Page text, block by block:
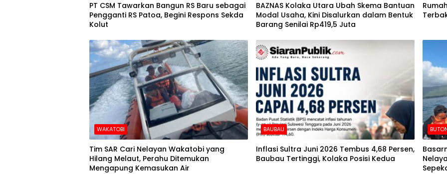
PT CSM Tawarkan Bangun RS Baru sebagai
Pengganti RS Patoa, Begini Respons Sekda
Kolut
BAZNAS Kolaka Utara Ubah Skema Bantuan
Modal Usaha, Kini Disalurkan dalam Bentuk
Barang Senilai Rp419,5 Juta
WAKATOBI
Tim SAR Cari Nelayan Wakatobi yang
Hilang Melaut, Perahu Ditemukan
Mengapung Kemasukan Air
BAUBAU
Inflasi Sultra Juni 2026 Tembus 4,68 Persen,
Baubau Tertinggi, Kolaka Posisi Kedua